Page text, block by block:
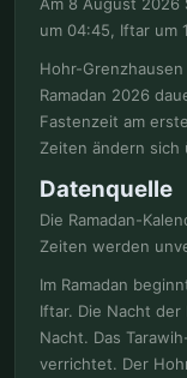
um 04:45, Iftar um
Hohr-
Ramadan 2026
Fastenzeit am
Zeiten ändern sich
Datenquelle
Die Ramadan-
Zeiten werden
Im Ramadan
Iftar. Die Nacht der
Nacht. Das
verrichtet. Der